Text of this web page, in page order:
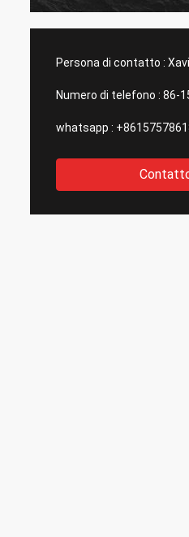
Persona di contatto :
Numero di telefono : 86-
whatsapp :